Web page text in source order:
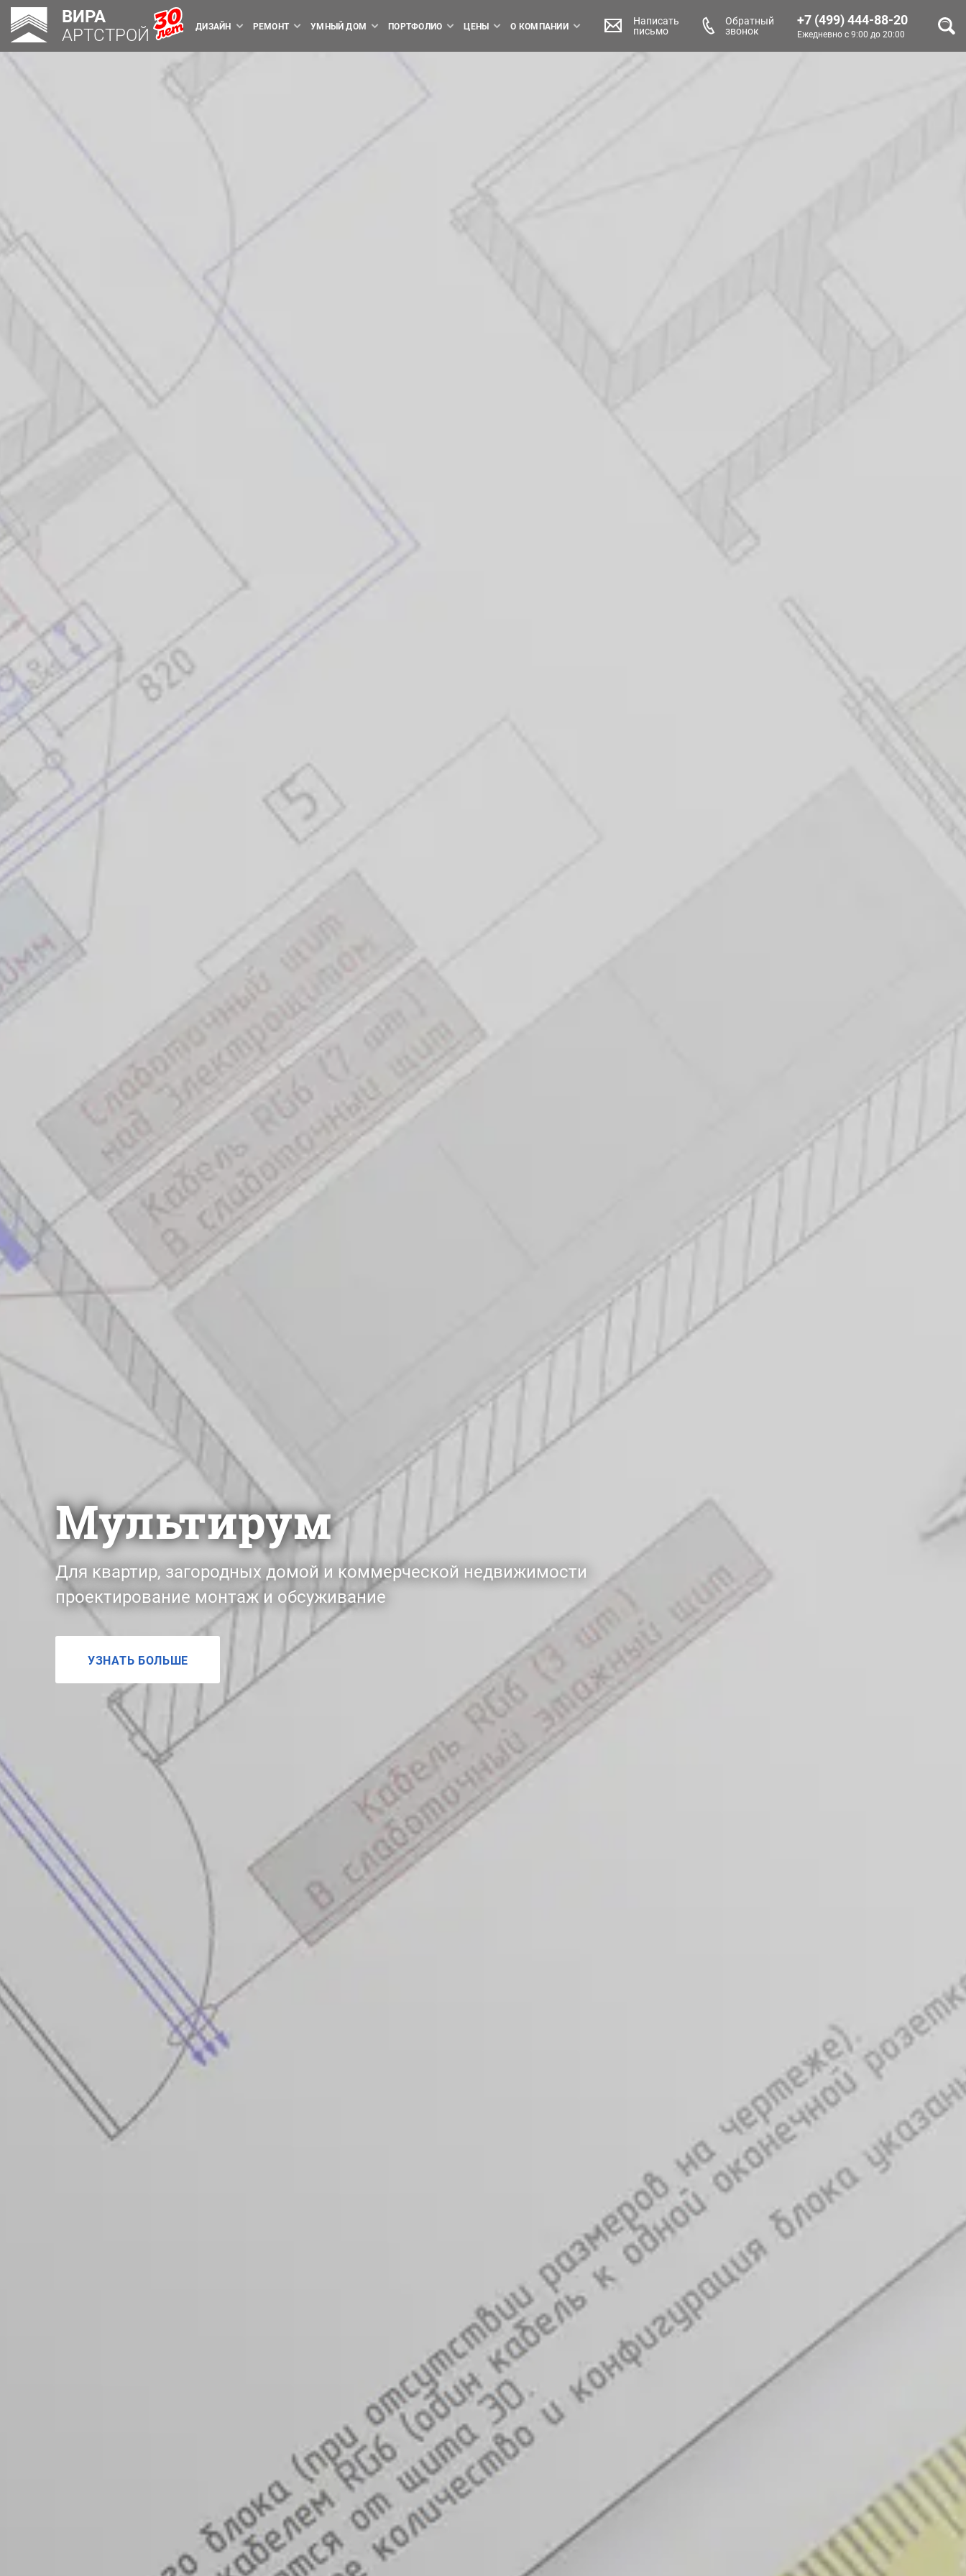
ВИРА
АРТСТРОЙ
ДИЗАЙН РЕМОНТ УМНЫЙ ДОМ ПОРТФОЛИО ЦЕНЫ О КОМПАНИИ
Написать
письмо
Обратный
звонок
+7 (499) 444-88-20
Ежедневно с 9:00 до 20:00
Мультирум
Для квартир, загородных домой и коммерческой недвижимости
проектирование монтаж и обсуживание
УЗНАТЬ БОЛЬШЕ